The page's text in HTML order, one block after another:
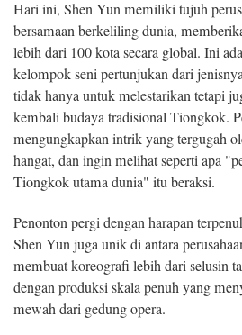
Hari ini, Shen Yun memiliki tujuh
bersamaan berkeliling dunia,
lebih dari 100 kota secara global. Ini
kelompok seni pertunjukan dari
tidak hanya untuk melestarikan tetapi
kembali budaya tradisional Tiongkok.
mengungkapkan intrik yang tergugah
hangat, dan ingin melihat seperti apa
Tiongkok utama dunia" itu beraksi.
Penonton pergi dengan harapan
Shen Yun juga unik di antara
membuat koreografi lebih dari selusin
dengan produksi skala penuh yang
mewah dari gedung opera.